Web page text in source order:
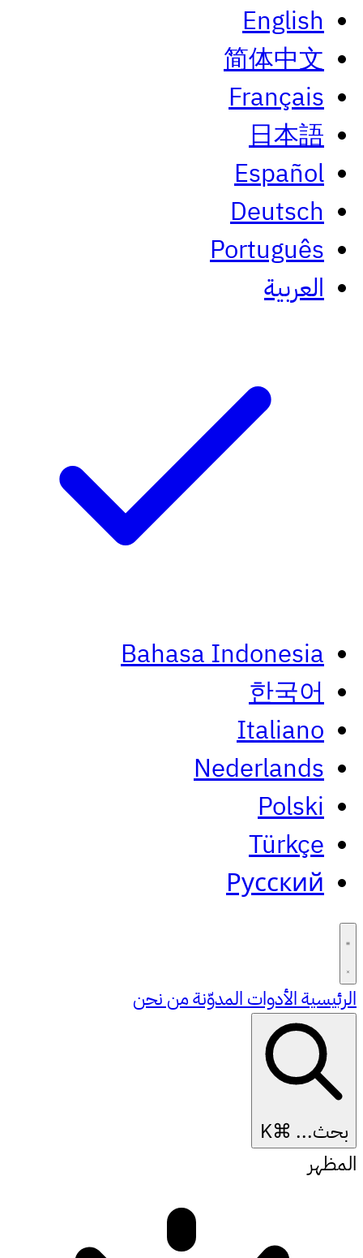
English
简体中文
Français
日本語
Español
Deutsch
Português
العربية
Bahasa Indonesia
한국어
Italiano
Nederlands
Polski
Türkçe
Русский
الرئيسيةالأدوات المدوّنةمن نحن
بحث... ⌘K
المظهر